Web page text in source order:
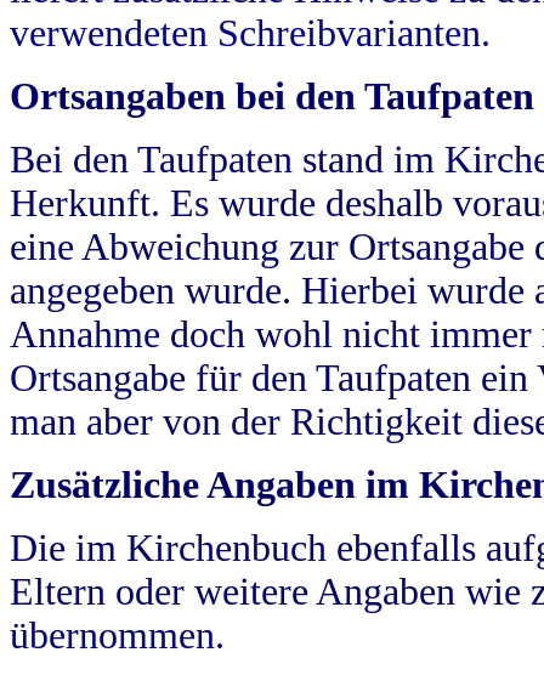
verwendeten Schreibvarianten.
Ortsangaben bei den Taufpaten
Bei den Taufpaten stand im
Herkunft. Es wurde deshalb
eine Abweichung zur
angegeben wurde. Hierbei wurde
Annahme doch wohl nicht
Ortsangabe für den Taufpaten
man aber von der Richtigkeit
Zusätzliche Angaben im
Die im Kirchenbuch ebenfalls
Eltern oder weitere Angaben wie
übernommen.